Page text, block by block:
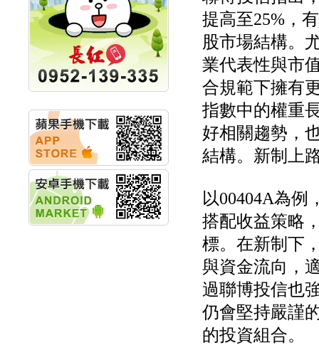
競賽 以電源驅動善的力
量
秀育企業:秀育SHO-U儲
能系統 獲國內首張CNS
認證
聯博投信:聯博00404A
從容擁抱台股主流
碩通散熱股份有限公司
公告董事會通過發言人
及代理發
華旭先進:代重要子公司
碩通散熱股份有限公司
公告董事會決議發行員
工認股權
華旭先進:代重要子公司
碩通散熱股份有限公司
提高至25%，
股市場結構。
業代表性與市
合規範下擁有
指數中的權重
好相關趨勢，
結構。新制上
以00404A為
搭配收益策略
標。在新制下
與資金流向，
過聯博投信也
仍會堅持嚴謹
的投資組合。